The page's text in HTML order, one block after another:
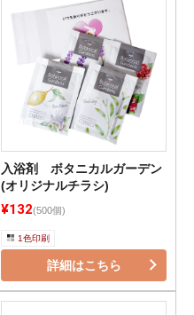
入浴剤 ボタニカルガーデン
(オリジナルチラシ)
¥132(500個)
1色印刷
詳細はこちら